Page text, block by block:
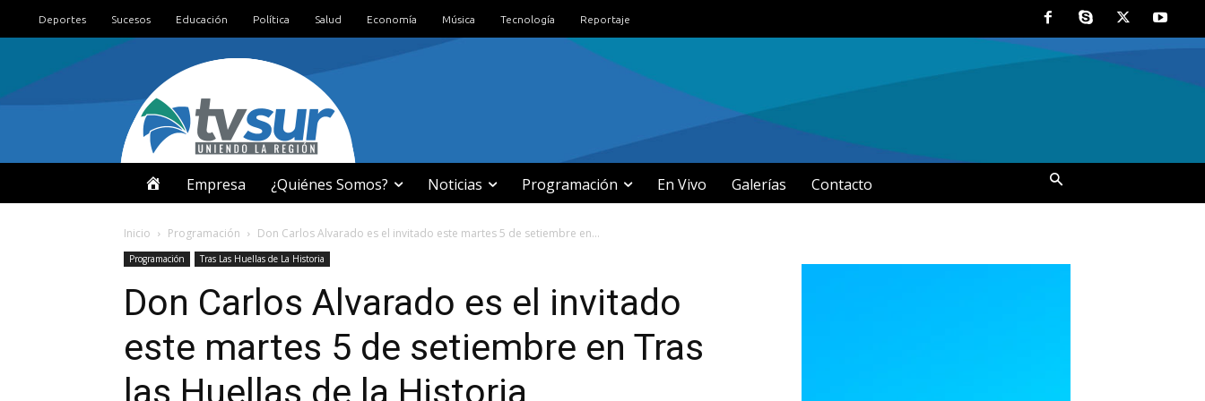
Deportes Sucesos Educación Política Salud Economía Música Tecnología Reportaje
N
I
C
Empresa ¿Quiénes Somos? Noticias Programación En Vivo Galerías Contacto
Inicio Programación Don Carlos Alvarado es el invitado este martes 5 de setiembre en...
Programación Tras Las Huellas de La Historia
Don Carlos Alvarado es el invitado
este martes 5 de setiembre en Tras
las Huellas de la Historia